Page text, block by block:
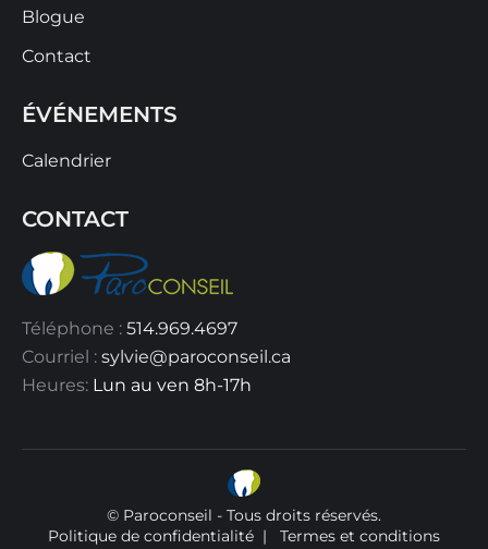
Blogue
Contact
ÉVÉNEMENTS
Calendrier
CONTACT
Téléphone : 514.969.4697
Courriel : sylvie@paroconseil.ca
Heures: Lun au ven 8h-17h
© Paroconseil - Tous droits réservés.
Politique de confidentialité | Termes et conditions